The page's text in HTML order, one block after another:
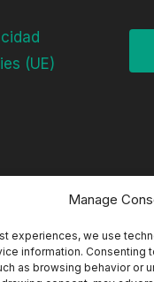
Manage
experiences, we use
information. Consenting
as browsing behavior or
(UE)